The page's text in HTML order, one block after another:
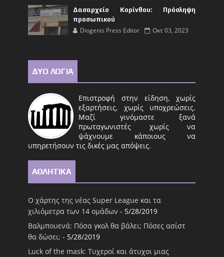
Δασαρχείο Κορίνθου: Πρόσληψη
προσωπικού
Diogenis Press Editor Οκτ 03, 2023
ΔΥΟ ΛΟΓΙΑ
Επιστροφή στην είδηση, χωρίς
εξαρτήσεις, χωρίς υποχρεώσεις.
Μαζί γινόμαστε ξανά
πρωταγωνιστές χωρίς να
ψάχνουμε κάποιους να
υπηρετήσουν τις δικές μας απόψεις.
ΑΘΛΗΤΙΚΑ
Ο χάρτης της νέας Super League και τα
χιλιόμετρα των 14 ομάδων - 5/28/2019
Βαλμπουενά: Πόσα γκολ θα βάλει; Πόσες ασίστ
θα δώσει; - 5/28/2019
Luck of the mask: Τυχεροί και άτυχοι μιας